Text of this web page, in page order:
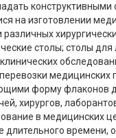
конструктивными
на изготовлении
столы; столы для
медицинских
форму флаконов
хирургов,
в медицинских
времени,